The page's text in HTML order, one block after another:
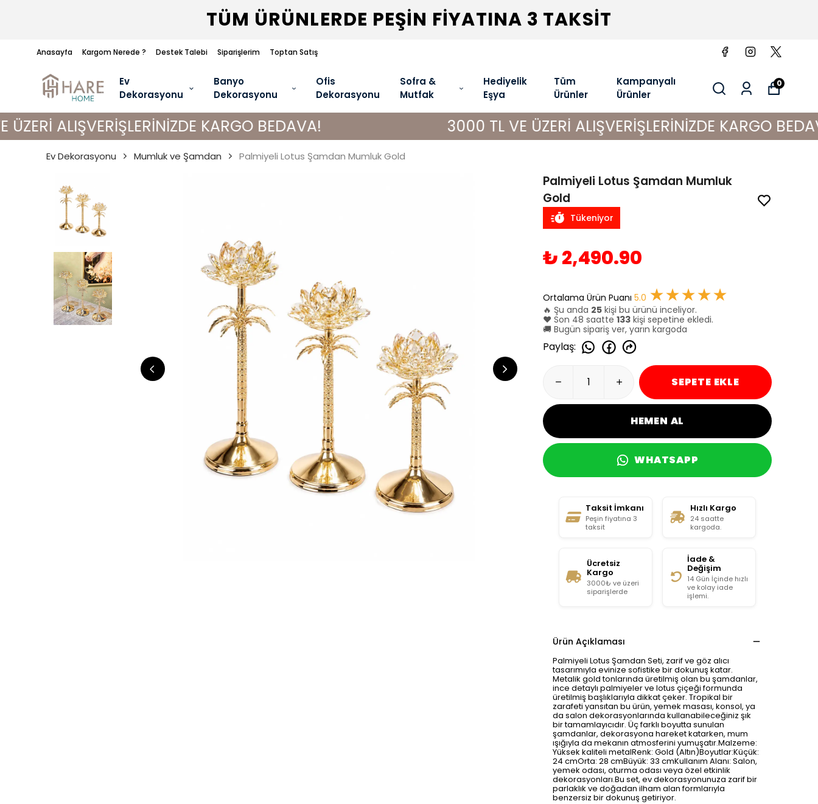
Anasayfa Kargom Nerede ? Destek Talebi Siparişlerim Toptan Satış
TÜM ÜRÜNLERDE PEŞİN FİYATINA 3 TAKSİT
Ev
Dekorasyonu
Banyo
Dekorasyonu
Ofis
Dekorasyonu
Sofra &
Mutfak
Hediyelik
Eşya
Tüm
Ürünler
Kampanyalı
Ürünler
0
KARGO BEDAVA! 3000 TL VE ÜZERİ ALIŞVERİŞLERİNİZDE KARGO BEDAVA!
Ev Dekorasyonu Mumluk ve Şamdan Palmiyeli Lotus Şamdan Mumluk Gold
Palmiyeli Lotus Şamdan Mumluk
Gold
Tükeniyor
₺ 2,490.90
Ortalama Ürün Puanı 5.0 ★★★★★
🔥 Şu anda 25 kişi bu ürünü inceliyor.
❤️ Son 48 saatte 133 kişi sepetine ekledi.
🚚 Bugün sipariş ver, yarın kargoda
Paylaş:
SEPETE EKLE
HEMEN AL
WHATSAPP
Taksit İmkanı
Peşin fiyatına 3
taksit
Hızlı Kargo
24 saatte
kargoda.
Ücretsiz
Kargo
3000₺ ve üzeri
siparişlerde
İade &
Değişim
14 Gün İçinde hızlı
ve kolay iade
işlemi.
Ürün Açıklaması
Palmiyeli Lotus Şamdan Seti, zarif ve göz alıcı
tasarımıyla evinize sofistike bir dokunuş katar.
Metalik gold tonlarında üretilmiş olan bu şamdanlar,
ince detaylı palmiyeler ve lotus çiçeği formunda
üretilmiş başlıklarıyla dikkat çeker. Tropikal bir
zarafeti yansıtan bu ürün, yemek masası, konsol, ya
da salon dekorasyonlarında kullanabileceğiniz şık
bir tamamlayıcıdır. Üç farklı boyutta sunulan
şamdanlar, dekorasyona hareket katarken, mum
ışığıyla da mekanın atmosferini yumuşatır.Malzeme:
Yüksek kaliteli metalRenk: Gold (Altın)Boyutlar:Küçük:
24 cmOrta: 28 cmBüyük: 33 cmKullanım Alanı: Salon,
yemek odası, oturma odası veya özel etkinlik
dekorasyonları.Bu set, ev dekorasyonunuza zarif bir
parlaklık ve doğadan ilham alan formlarıyla
benzersiz bir dokunuş getiriyor.